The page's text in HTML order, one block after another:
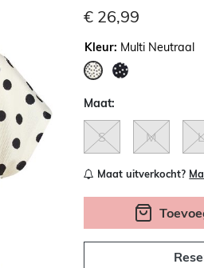
€ 26,99
Kleur: Multi Neutraal
Maat:
S M L
Maat uitverkocht?